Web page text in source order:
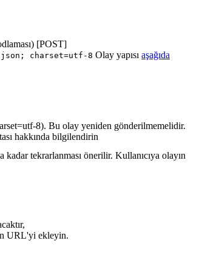
[POST]
charset=utf-8 Olay yapısı aşağıda
8). Bu olay yeniden gönderilmemelidir.
hakkında bilgilendirin
kadar tekrarlanması önerilir. Kullanıcıya olayın
URL'yi ekleyin.